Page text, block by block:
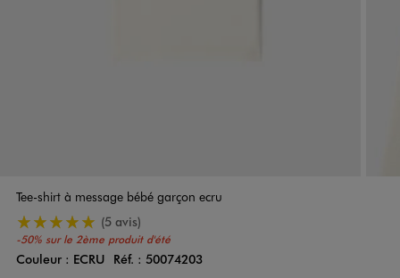
Tee-shirt à message bébé garçon ecru
-50% sur le 2ème produit d'été
5/5 de moyenne(5 avis)
Couleur
Couleur : ECRU Réf. : 50074203